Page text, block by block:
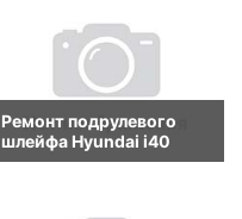
Ремонт подрулевого
шлейфа Hyundai i40